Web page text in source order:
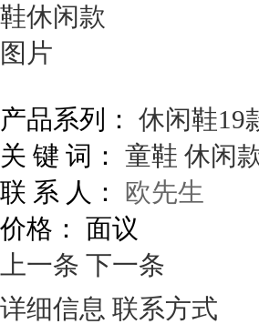
产品系列： 休闲鞋19
关 键 词： 童鞋 休闲
联 系 人：
欧先生
价格： 面议
上一条 下一条
详细信息 联系方式